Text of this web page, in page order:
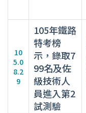
10
5.0
8.2
9
105年鐵路
特考榜
示，錄取7
99名及佐
級技術人
員進入第2
試測驗